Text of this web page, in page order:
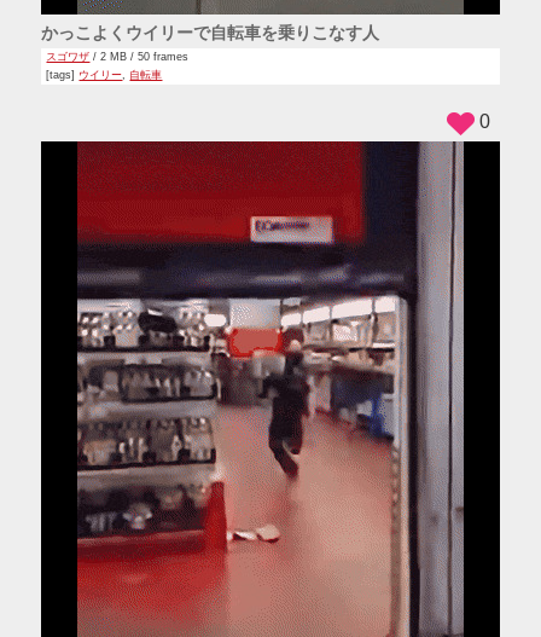
かっこよくウイリーで自転車を乗りこなす人
スゴワザ / 2 MB / 50 frames
[tags] ウイリー 自転車
0